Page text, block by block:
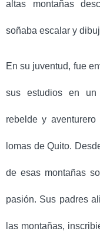
altas montañas
soñaba escalar y
En su juventud, fue
sus estudios en un
rebelde y
lomas de Quito.
de esas montañas
pasión. Sus padres
las montañas,